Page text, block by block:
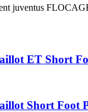
juventus
ET Short
Short Foot